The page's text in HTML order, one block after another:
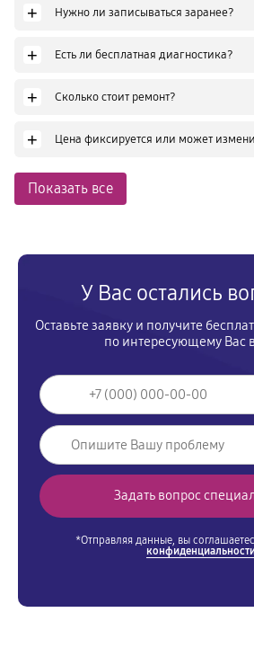
+ Нужно ли записываться заранее?
+ Есть ли бесплатная диагностика?
+ Сколько стоит ремонт?
+ Цена фиксируется или может
Показать все
У Вас остались
Оставьте заявку и получите
по интересующему Вас
*Отправляя данные, вы